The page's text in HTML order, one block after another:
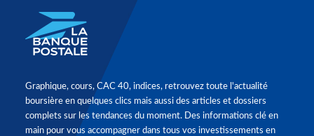
Graphique, cours, CAC 40, indices, retrouvez toute l'actualité
boursière en quelques clics mais aussi des articles et dossiers
complets sur les tendances du moment. Des informations clé en
main pour vous accompagner dans tous vos investissements en